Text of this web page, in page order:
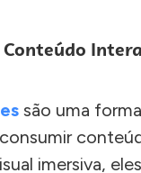
são uma
imersiva,